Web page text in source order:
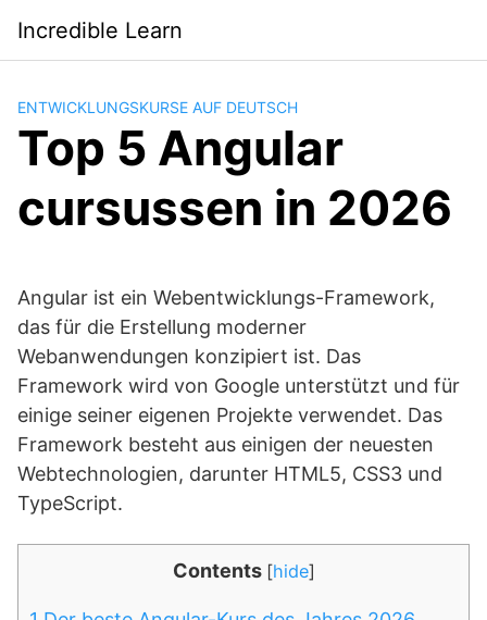
contenido
Incredible Learn
ENTWICKLUNGSKURSE AUF DEUTSCH
Top 5 Angular
cursussen in 2026
Angular ist ein Webentwicklungs-Framework,
das für die Erstellung moderner
Webanwendungen konzipiert ist. Das
Framework wird von Google unterstützt und für
einige seiner eigenen Projekte verwendet. Das
Framework besteht aus einigen der neuesten
Webtechnologien, darunter HTML5, CSS3 und
TypeScript.
Contents [hide]